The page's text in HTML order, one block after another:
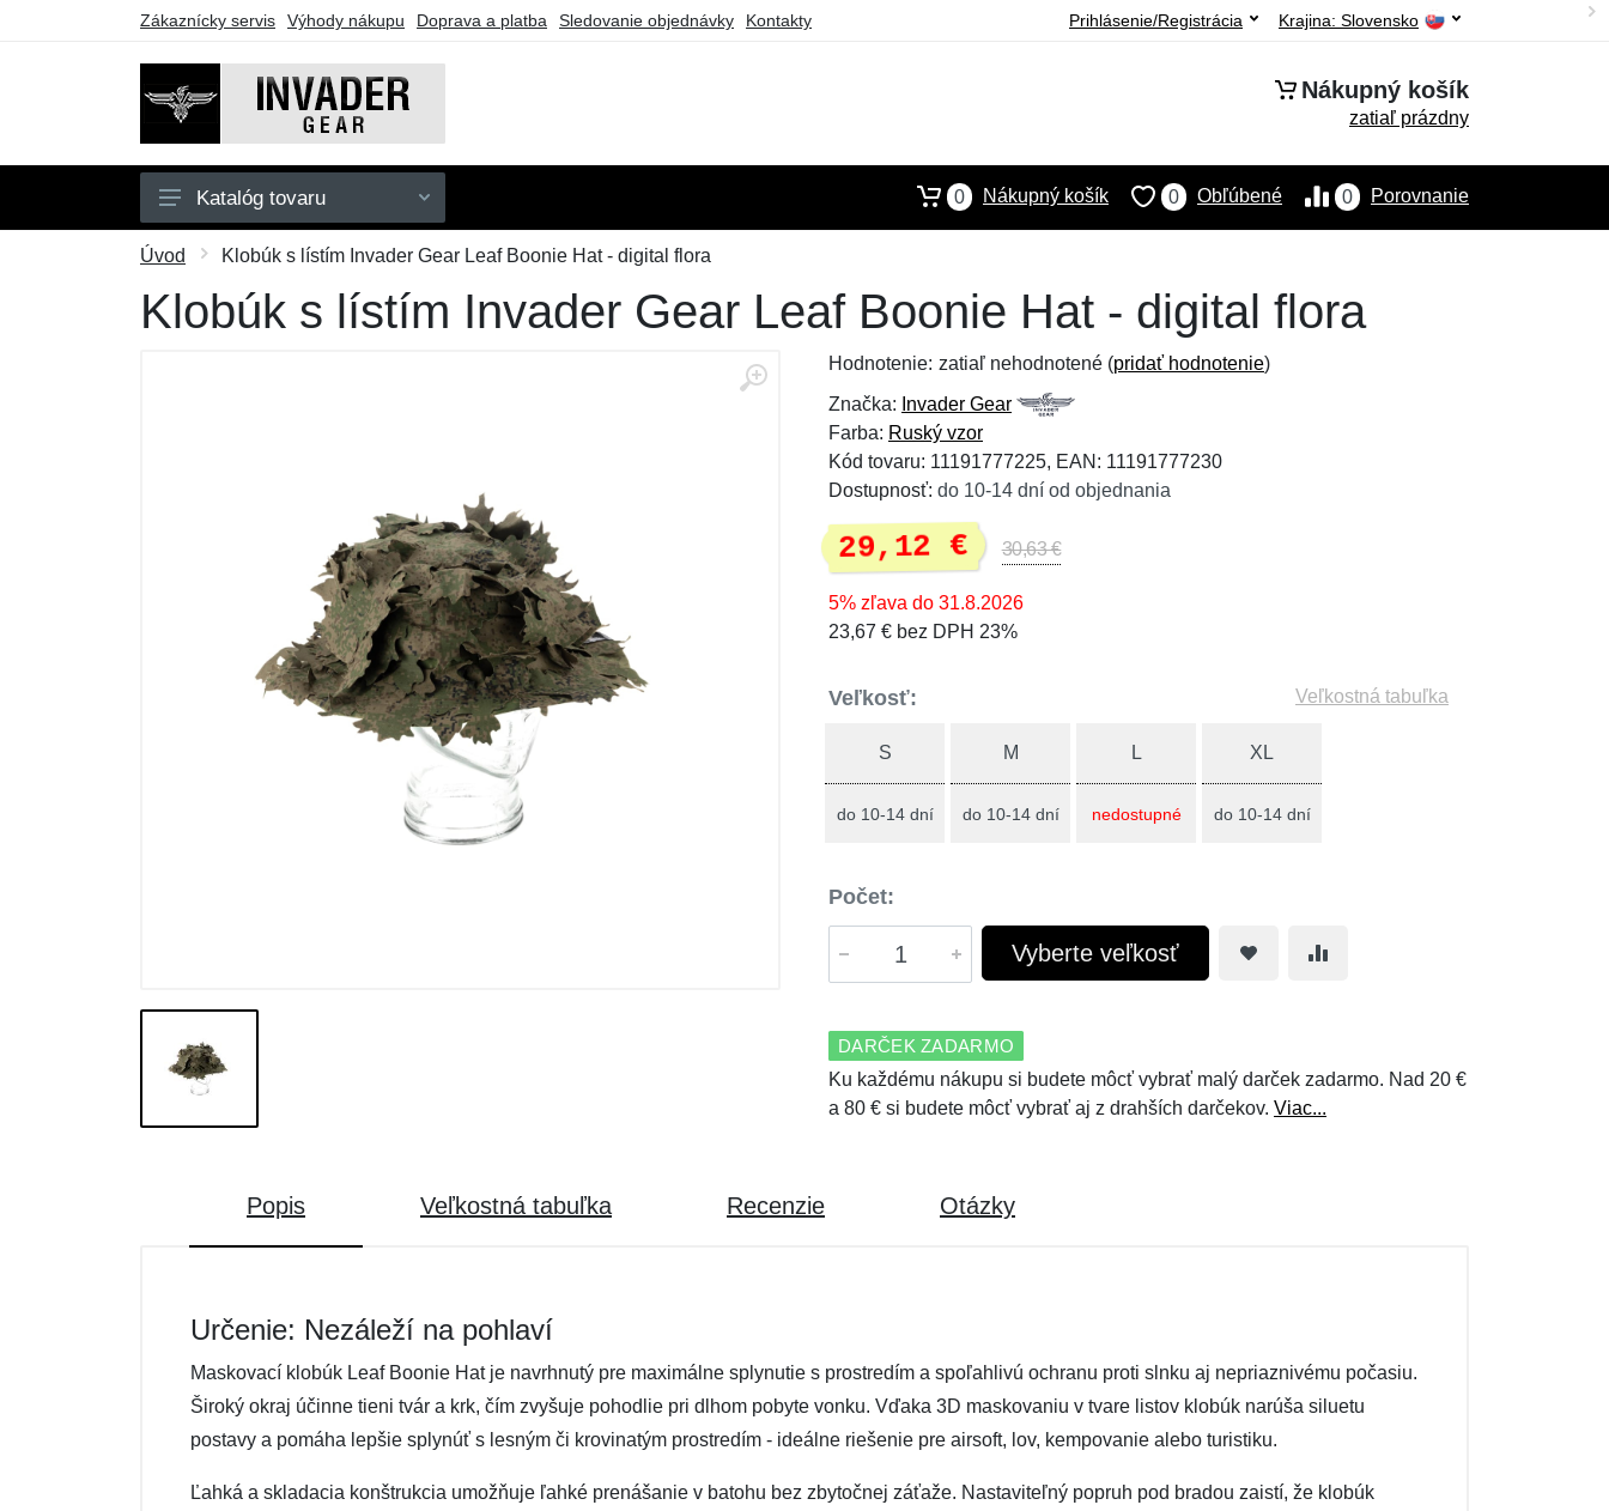
Zákaznícky servis Výhody nákupu Doprava a platba Sledovanie objednávky Kontakty Krajina: Slovensko
Prihlásenie/Registrácia
Nákupný košík
zatiaľ prázdny
Pánske
Doplnky
Katalóg tovaru 0 Porovnanie
0 Obľúbené
0 Nákupný košík
Úvod Klobúk s lístím Invader Gear Leaf Boonie Hat - digital flora
Klobúk s lístím Invader Gear Leaf Boonie Hat - digital flora
Hodnotenie: zatiaľ nehodnotené (pridať hodnotenie)
Značka: Invader Gear
Farba: Ruský vzor
Kód tovaru: 11191777225, EAN: 11191777230
Dostupnosť: do 10-14 dní od objednania
29,12 € 30,63 €
5% zľava do 31.8.2026
23,67 € bez DPH 23%
Veľkosť: Veľkostná tabuľka
S
do 10-14 dní
M
do 10-14 dní
L
nedostupné
XL
do 10-14 dní
Počet:
Vyberte veľkosť
DARČEK ZADARMO
Ku každému nákupu si budete môcť vybrať malý darček zadarmo. Nad 20 €
a 80 € si budete môcť vybrať aj z drahších darčekov. Viac...
Popis Veľkostná tabuľka Recenzie Otázky
Určenie: Nezáleží na pohlaví
Maskovací klobúk Leaf Boonie Hat je navrhnutý pre maximálne splynutie s prostredím a spoľahlivú ochranu proti slnku aj nepriaznivému počasiu.
Široký okraj účinne tieni tvár a krk, čím zvyšuje pohodlie pri dlhom pobyte vonku. Vďaka 3D maskovaniu v tvare listov klobúk narúša siluetu
postavy a pomáha lepšie splynúť s lesným či krovinatým prostredím - ideálne riešenie pre airsoft, lov, kempovanie alebo turistiku.
Ľahká a skladacia konštrukcia umožňuje ľahké prenášanie v batohu bez zbytočnej záťaže. Nastaviteľný popruh pod bradou zaistí, že klobúk